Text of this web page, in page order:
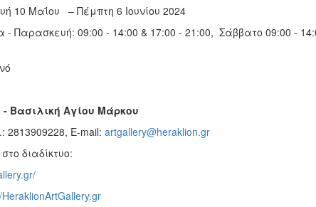
Μαΐου – Πέμπτη 6 Ιουνίου 2024
09:00 - 14:00 & 17:00 - 21:00, Σάββατο 09:00 -
- Βασιλική Αγίου Μάρκου
E-mail: artgallery@heraklion.gr
διαδίκτυο: